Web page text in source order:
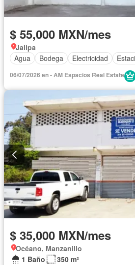
$ 55,000 MXN/mes
Jalipa
Agua
Bodega Electricidad
06/07/2026 en - AM Espacios Real Estate
$ 35,000 MXN/mes
Océano, Manzanillo
1 Baño
350 m²